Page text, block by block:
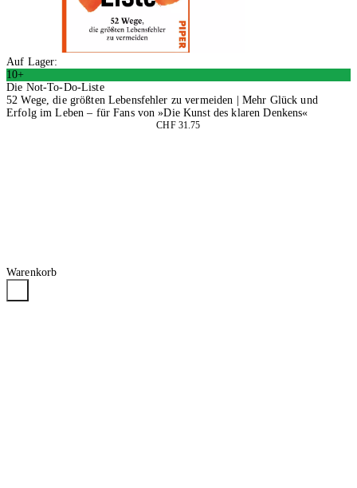
Auf Lager:
10+
Die Not-To-Do-Liste
52 Wege, die größten Lebensfehler zu vermeiden | Mehr Glück und
Erfolg im Leben – für Fans von »Die Kunst des klaren Denkens«
CHF 31.75
Warenkorb